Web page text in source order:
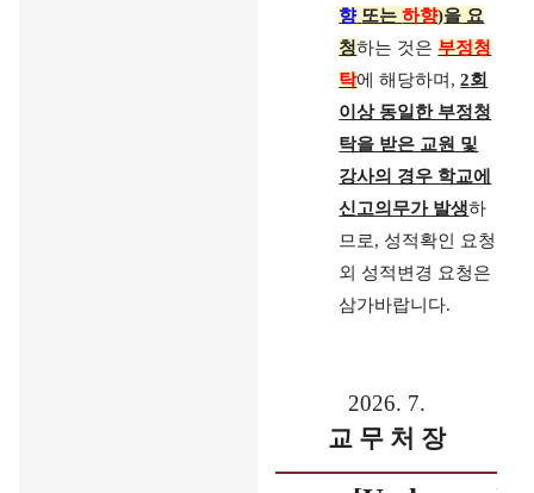
향 또는하향)을 요
청하는 것은 부정청
탁에 해당하며 ,2회
이상 동일한 부정청
탁을 받은 교원 및
강사의 경우 학교에
신고의무가 발생하
므로, 성적확인 요청
외 성적변경 요청은
삼가바랍니다.
2026. 7.
교 무 처 장